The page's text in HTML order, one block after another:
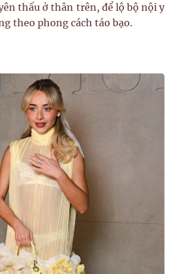
thấu ở thân trên, để lộ bộ nội y
theo phong cách táo bạo.